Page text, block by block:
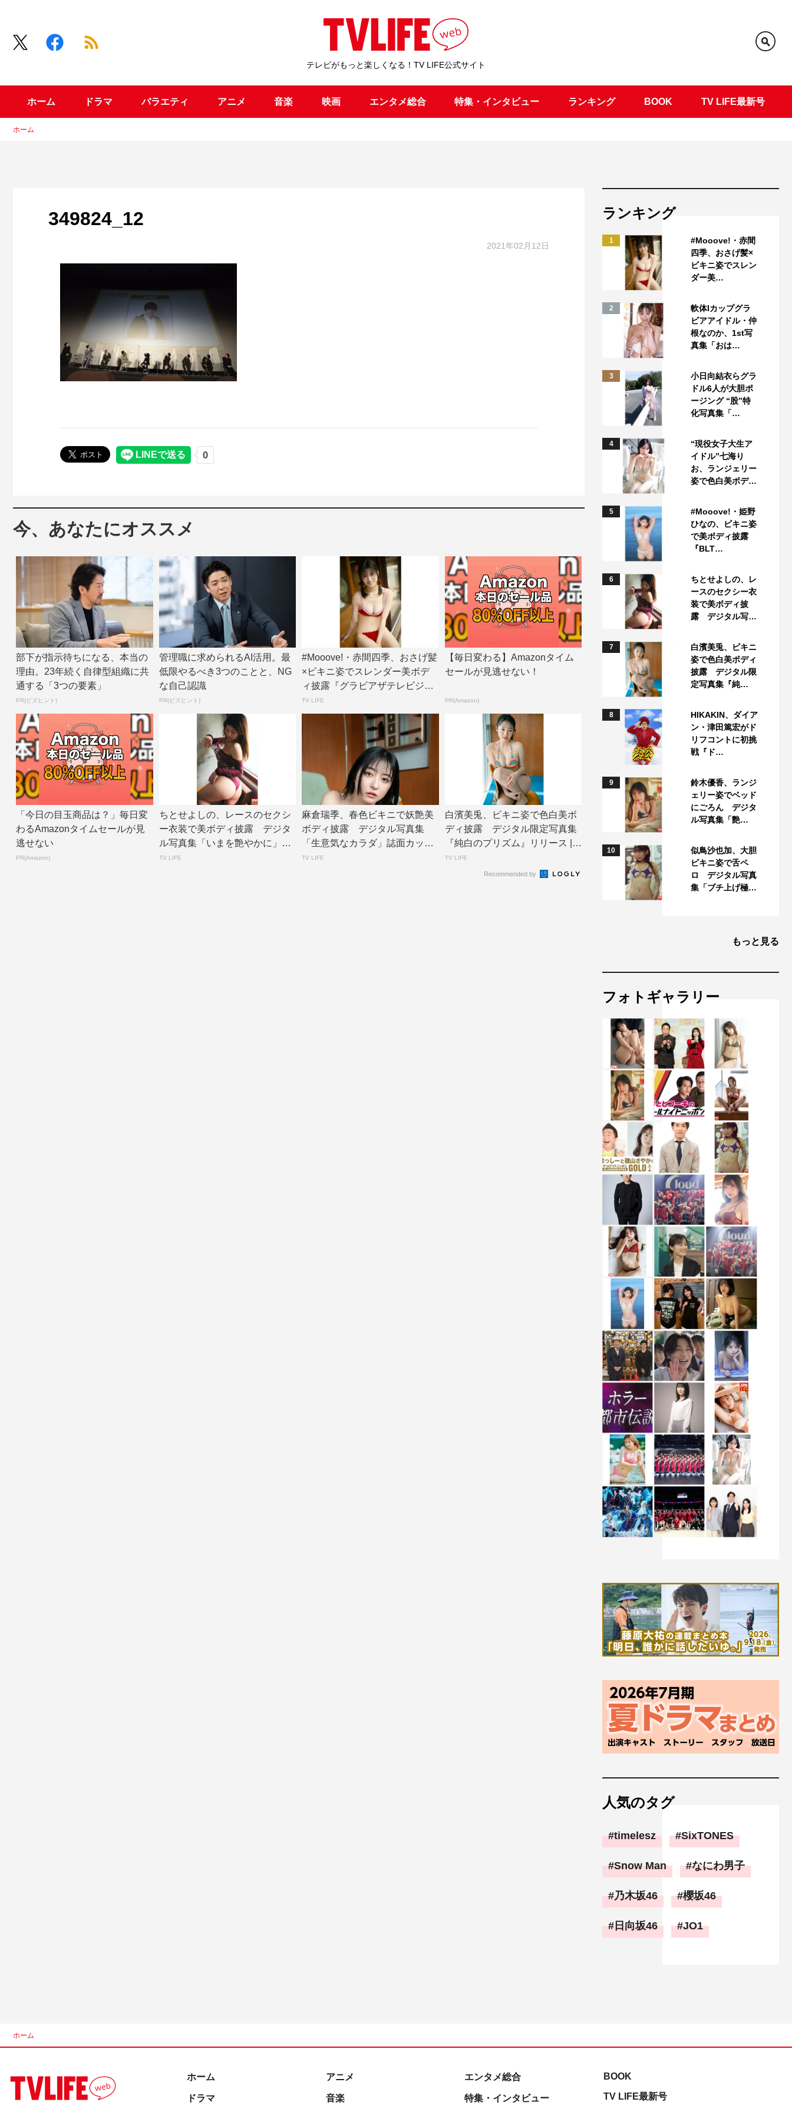
テレビがもっと楽しくなる！TV LIFE公式サイト
ホーム ドラマ バラエティ アニメ 音楽 映画 エンタメ総合 特集・インタビュー ランキング BOOK TV LIFE最新号
ホーム
349824_12
2021年02月12日
今、あなたにオススメ
部下が指示待ちになる、本当の
理由。23年続く自律型組織に共
通する「3つの要素」
PR(ビズヒント)
管理職に求められるAI活用。最
低限やるべき3つのことと、NG
な自己認識
PR(ビズヒント)
#Mooove!・赤間四季、おさげ髪
×ビキニ姿でスレンダー美ボデ
ィ披露『グラビアザテレビジョ
ン』アザ...
TV LIFE
【毎日変わる】Amazonタイム
セールが見逃せない！
PR(Amazon)
「今日の目玉商品は？」毎日変
わるAmazonタイムセールが見
逃せない
PR(Amazon)
ちとせよしの、レースのセクシ
ー衣装で美ボディ披露 デジタ
ル写真集「いまを艶やかに」誌
面カット公開 |...
TV LIFE
麻倉瑞季、春色ビキニで妖艶美
ボディ披露 デジタル写真集
「生意気なカラダ」誌面カット
公開 | TV L...
TV LIFE
白濱美兎、ビキニ姿で色白美ボ
ディ披露 デジタル限定写真集
『純白のプリズム』リリース | T
V LIF...
TV LIFE
Recommended by
ランキング
1
#Mooove!・赤間
四季、おさげ髪×
ビキニ姿でスレン
ダー美…
2
軟体Iカップグラ
ビアアイドル・仲
根なのか、1st写
真集「おは…
3
小日向結衣らグラ
ドル6人が大胆ポ
ージング “股”特
化写真集「…
4
“現役女子大生ア
イドル”七海り
お、ランジェリー
姿で色白美ボデ…
5
#Mooove!・姫野
ひなの、ビキニ姿
で美ボディ披露
『BLT…
6
ちとせよしの、レ
ースのセクシー衣
装で美ボディ披
露 デジタル写…
7
白濱美兎、ビキニ
姿で色白美ボディ
披露 デジタル限
定写真集『純…
8
HIKAKIN、ダイア
ン・津田篤宏がド
リフコントに初挑
戦『ド…
9
鈴木優香、ランジ
ェリー姿でベッド
にごろん デジタ
ル写真集「艶…
10
似鳥沙也加、大胆
ビキニ姿で舌ペ
ロ デジタル写真
集「ブチ上げ極…
もっと見る
フォトギャラリー
人気のタグ
timelesz SixTONES
Snow Man なにわ男子
乃木坂46 櫻坂46
日向坂46 JO1
ホーム
ホーム
ドラマ
アニメ
音楽
エンタメ総合
特集・インタビュー
BOOK
TV LIFE最新号